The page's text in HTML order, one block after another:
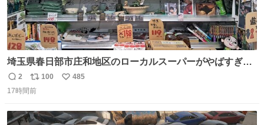
埼玉県春日部市庄和地区のローカルスーパーがやばすぎ
る。どこまで売り物でどこから私物か不明なごちゃごちゃ
の店内には埼玉自虐習字がずらり。日替わり謎汁の試食や
どわあ～な謎パンなどなんでもあり。クレヨンしんちゃん
返
信
2
リ
ポ
ト
100
い
数
485
17時間前